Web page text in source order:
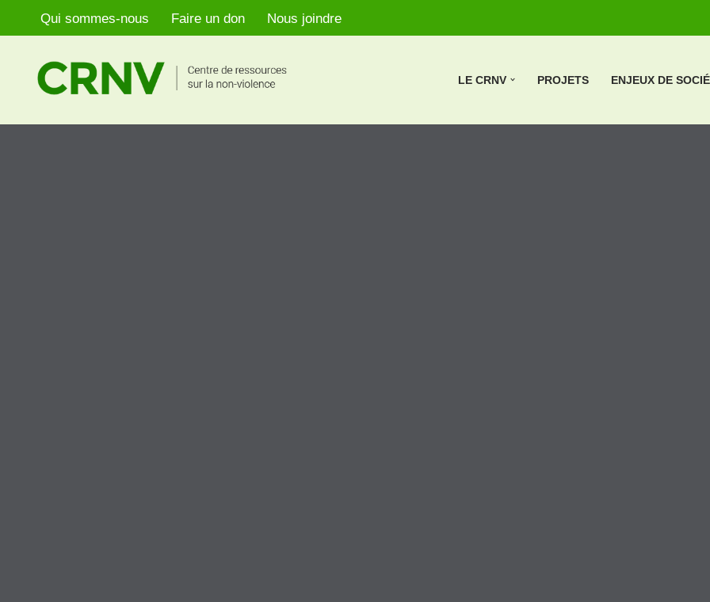
contenu
Qui sommes-nous Faire un don Nous joindre
LE CRNV PROJETS ENJEUX DE